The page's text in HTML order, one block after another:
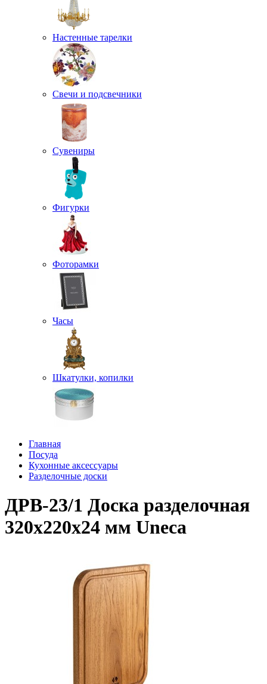
Настенные тарелки
Свечи и подсвечники
Сувениры
Фигурки
Фоторамки
Часы
Шкатулки, копилки
Главная
Посуда
Кухонные аксессуары
Разделочные доски
ДРВ-23/1 Доска разделочная
320х220х24 мм Uneca